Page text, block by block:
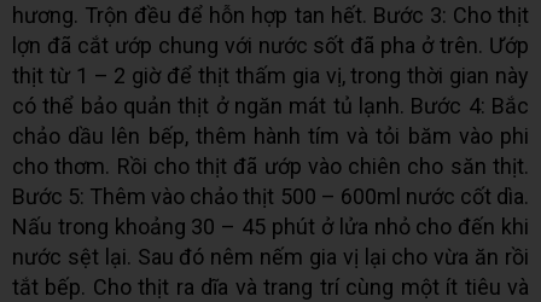
hương. Trộn đều để hỗn hợp tan hết. Bước 3: Cho thịt
lợn đã cắt ướp chung với nước sốt đã pha ở trên. Ướp
thịt từ 1 – 2 giờ để thịt thấm gia vị, trong thời gian này
có thể bảo quản thịt ở ngăn mát tủ lạnh. Bước 4: Bắc
chảo dầu lên bếp, thêm hành tím và tỏi băm vào phi
cho thơm. Rồi cho thịt đã ướp vào chiên cho săn thịt.
Bước 5: Thêm vào chảo thịt 500 – 600ml nước cốt dìa.
Nấu trong khoảng 30 – 45 phút ở lửa nhỏ cho đến khi
nước sệt lại. Sau đó nêm nếm gia vị lại cho vừa ăn rồi
tắt bếp. Cho thịt ra dĩa và trang trí cùng một ít tiêu và